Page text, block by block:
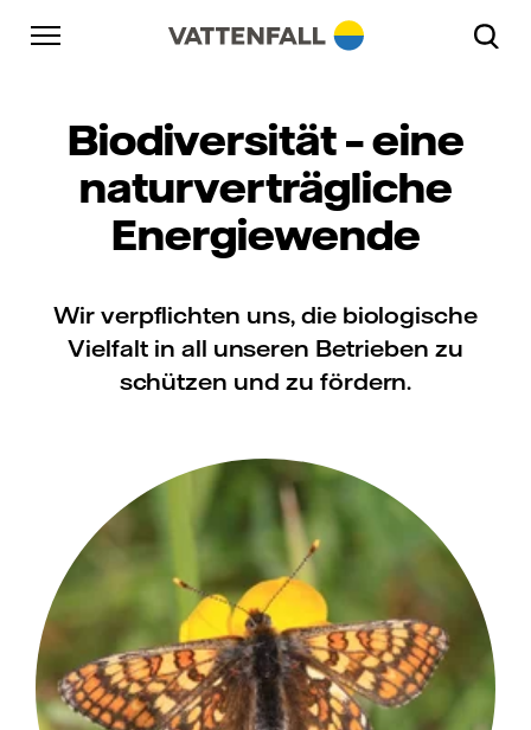
Überspringen
Zurück zur Hauptnavigation
Gehe zur Fußzeile
Biodiversität – eine
naturverträgliche
Energiewende
Wir verpflichten uns, die biologische
Vielfalt in all unseren Betrieben zu
schützen und zu fördern.
Zurück zur Hauptnavigation